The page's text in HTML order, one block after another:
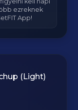
ezreknek
App!
(Light)